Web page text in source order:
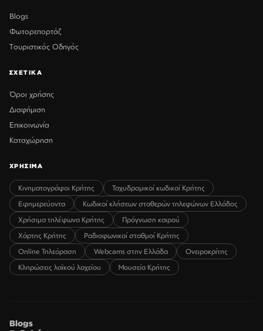
Blogs
Φωτορεπορτάζ
Τουριστικός Οδηγός
ΣΧΕΤΙΚΑ
Όροι χρήσης
Διαφήμιση
Επικοινωνία
Καταχώρηση
ΧΡΗΣΙΜΑ
Κινηματογράφοι Κρήτης
Ταχυδρομικοί κωδικοί Κρήτης
Εφημερεύοντα
Κωδικοί κλήσεων σταθερών τηλεφώνων Ελλάδος
Χρήσιμα τηλέφωνα Κρήτης
Πρόγνωση καιρού
Χάρτης Κρήτης
Ραδιοφωνικοί σταθμοί Κρήτης
Online Τηλεόραση
Webcams στην Ελλάδα
Ονειροκρίτης
Κληρώσεις λαϊκού λαχείου
Μουσεία Κρήτης
Blogs